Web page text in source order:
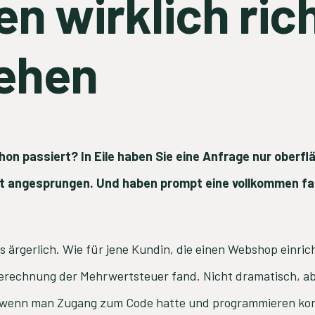
wirklich
passiert? In Eile haben Sie eine Anfrage nur
Und haben prompt eine vollkommen
ärgerlich. Wie für jene Kundin, die einen Webshop
der Mehrwertsteuer fand. Nicht dramatisch,
man Zugang zum Code hatte und programmieren